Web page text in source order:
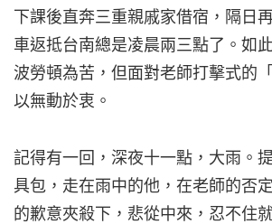
下課後直奔三重親戚家借宿，隔日
車返抵台南總是凌晨兩三點了。如
波勞頓為苦，但面對老師打擊式的
以無動於衷。
記得有一回，深夜十一點，大雨。
具包，走在雨中的他，在老師的否
的歉意夾殺下，悲從中來，忍不住